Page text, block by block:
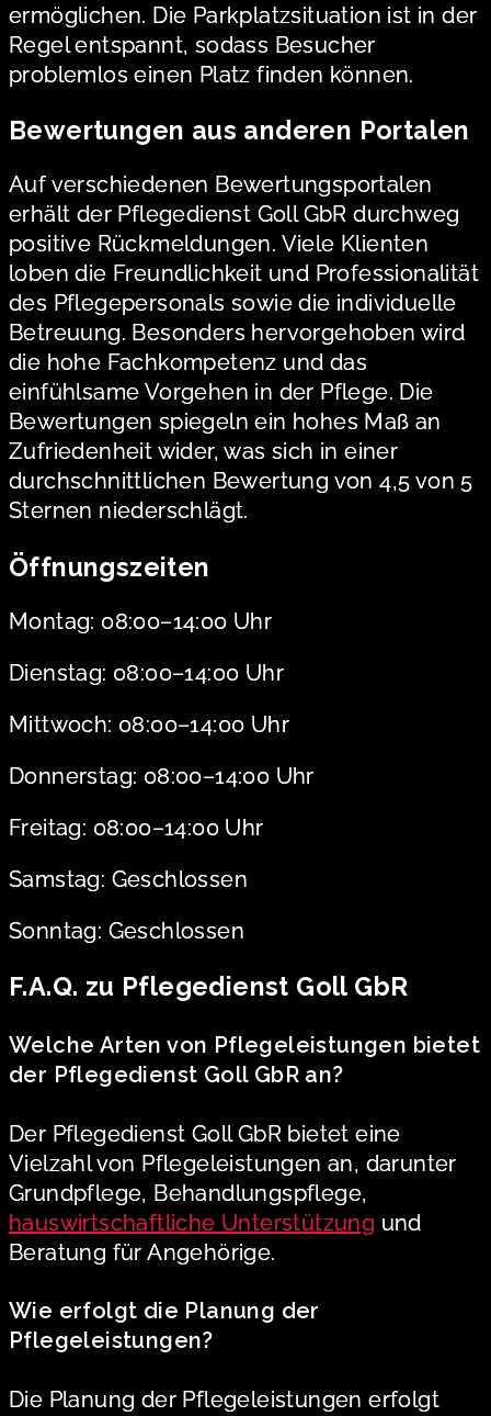
ermöglichen. Die Parkplatzsituation ist in der
Regel entspannt, sodass Besucher
problemlos einen Platz finden können.
Bewertungen aus anderen Portalen
Auf verschiedenen Bewertungsportalen
erhält der Pflegedienst Goll GbR durchweg
positive Rückmeldungen. Viele Klienten
loben die Freundlichkeit und Professionalität
des Pflegepersonals sowie die individuelle
Betreuung. Besonders hervorgehoben wird
die hohe Fachkompetenz und das
einfühlsame Vorgehen in der Pflege. Die
Bewertungen spiegeln ein hohes Maß an
Zufriedenheit wider, was sich in einer
durchschnittlichen Bewertung von 4,5 von 5
Sternen niederschlägt.
Öffnungszeiten
Montag: 08:00–14:00 Uhr
Dienstag: 08:00–14:00 Uhr
Mittwoch: 08:00–14:00 Uhr
Donnerstag: 08:00–14:00 Uhr
Freitag: 08:00–14:00 Uhr
Samstag: Geschlossen
Sonntag: Geschlossen
F.A.Q. zu Pflegedienst Goll GbR
Welche Arten von Pflegeleistungen bietet
der Pflegedienst Goll GbR an?
Der Pflegedienst Goll GbR bietet eine
Vielzahl von Pflegeleistungen an, darunter
Grundpflege, Behandlungspflege,
hauswirtschaftliche Unterstützung und
Beratung für Angehörige.
Wie erfolgt die Planung der
Pflegeleistungen?
Die Planung der Pflegeleistungen erfolgt